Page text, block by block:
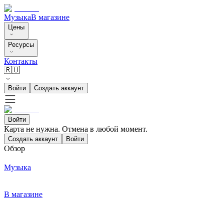
МузыкаВ магазине
Цены
Ресурсы
Контакты
🇷🇺
Войти Создать аккаунт
Войти
Карта не нужна. Отмена в любой момент.
Создать аккаунт Войти
Обзор
Музыка
В магазине